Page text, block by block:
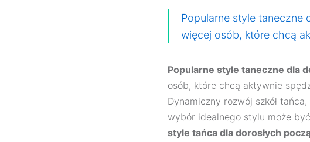
Popularne style taneczne
więcej osób, które chcą
Popularne style taneczne dla
osób, które chcą aktywnie
Dynamiczny rozwój szkół
wybór idealnego stylu może
style tańca dla dorosłych